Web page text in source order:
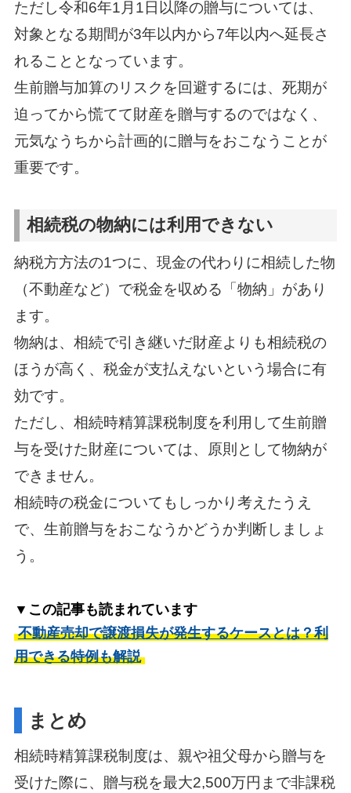
ただし令和6年1月1日以降の贈与については、
対象となる期間が3年以内から7年以内へ延長さ
れることとなっています。
生前贈与加算のリスクを回避するには、死期が
迫ってから慌てて財産を贈与するのではなく、
元気なうちから計画的に贈与をおこなうことが
重要です。
相続税の物納には利用できない
納税方方法の1つに、現金の代わりに相続した物
（不動産など）で税金を収める「物納」があり
ます。
物納は、相続で引き継いだ財産よりも相続税の
ほうが高く、税金が支払えないという場合に有
効です。
ただし、相続時精算課税制度を利用して生前贈
与を受けた財産については、原則として物納が
できません。
相続時の税金についてもしっかり考えたうえ
で、生前贈与をおこなうかどうか判断しましょ
う。
▼この記事も読まれています
不動産売却で譲渡損失が発生するケースとは？利
用できる特例も解説
まとめ
相続時精算課税制度は、親や祖父母から贈与を
受けた際に、贈与税を最大2,500万円まで非課税